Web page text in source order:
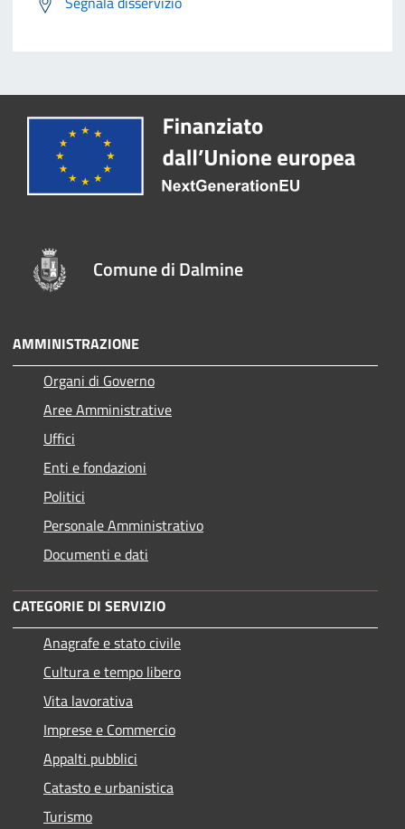
Comune di Dalmine
AMMINISTRAZIONE
Organi di Governo
Aree Amministrative
Uffici
Enti e fondazioni
Politici
Personale Amministrativo
Documenti e dati
CATEGORIE DI SERVIZIO
Anagrafe e stato civile
Cultura e tempo libero
Vita lavorativa
Imprese e Commercio
Appalti pubblici
Catasto e urbanistica
Turismo